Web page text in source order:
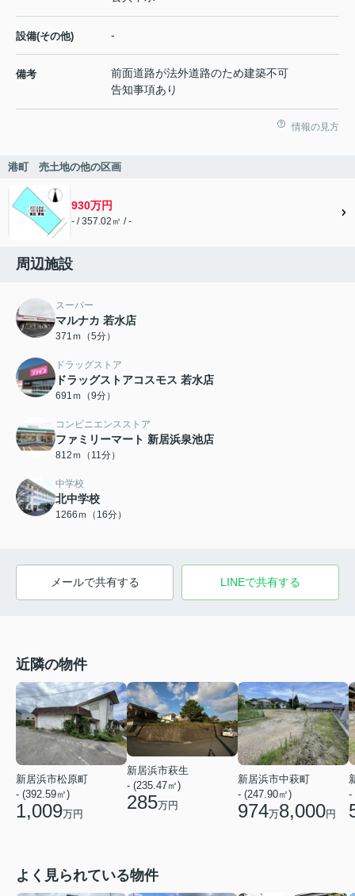
設備(その他) -
備考
前面道路が法外道路のため建築不可
告知事項あり
情報の見方
港町 売土地の他の区画
930万円
- / 357.02㎡ / -
周辺施設
スーパー
マルナカ 若水店
371ｍ（5分）
ドラッグストア
ドラッグストアコスモス 若水店
691ｍ（9分）
コンビニエンスストア
ファミリーマート 新居浜泉池店
812ｍ（11分）
中学校
北中学校
1266ｍ（16分）
メールで共有する LINEで共有する
近隣の物件
新居浜市松原町
- (392.59㎡)
1,009万円
新居浜市萩生
- (235.47㎡)
285万円
新居浜市中萩町
- (247.90㎡)
974万8,000円
-
よく見られている物件